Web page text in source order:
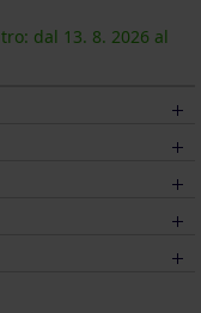
dal 13. 8. 2026 al